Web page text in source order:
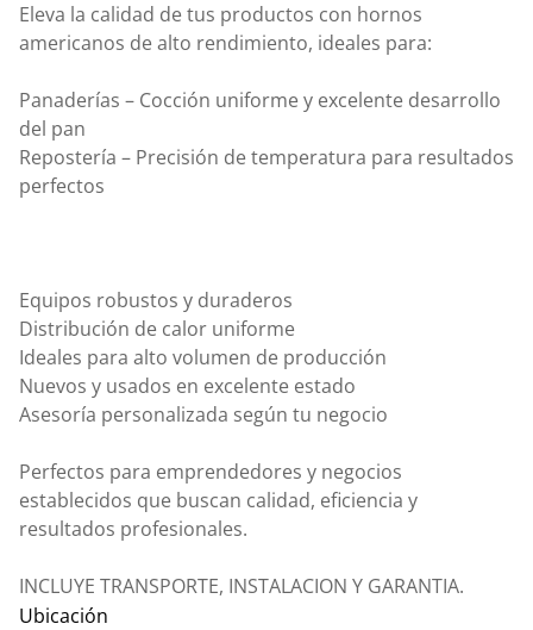
Eleva la calidad de tus productos con hornos
americanos de alto rendimiento, ideales para:
Panaderías – Cocción uniforme y excelente desarrollo
del pan
Repostería – Precisión de temperatura para resultados
perfectos
Equipos robustos y duraderos
Distribución de calor uniforme
Ideales para alto volumen de producción
Nuevos y usados en excelente estado
Asesoría personalizada según tu negocio
Perfectos para emprendedores y negocios
establecidos que buscan calidad, eficiencia y
resultados profesionales.
INCLUYE TRANSPORTE, INSTALACION Y GARANTIA.
Ubicación